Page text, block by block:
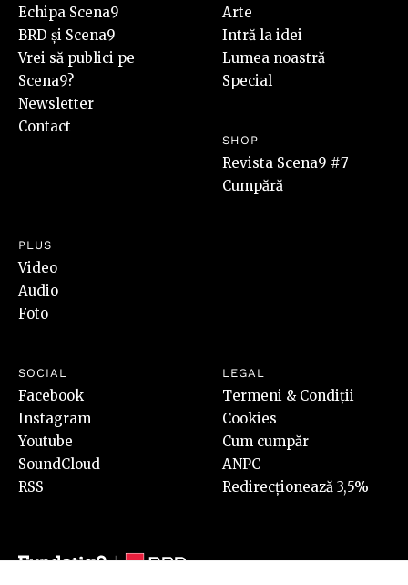
Echipa Scena9
BRD și Scena9
Vrei să publici pe
Scena9?
Newsletter
Contact
Arte
Intră la idei
Lumea noastră
Special
SHOP
Revista Scena9 #7
Cumpără
PLUS
Video
Audio
Foto
SOCIAL
Facebook
Instagram
Youtube
SoundCloud
RSS
LEGAL
Termeni & Condiții
Cookies
Cum cumpăr
ANPC
Redirecționează 3,5%